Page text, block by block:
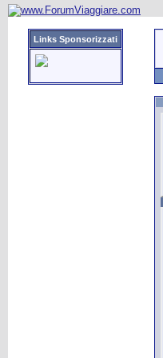
Links Sponsorizzati